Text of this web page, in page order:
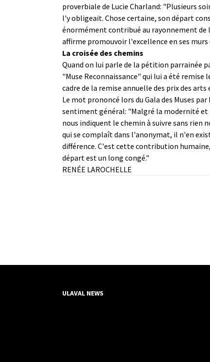
proverbiale de Lucie Charland: "Plusieurs
l'y obligeait. Chose certaine, son départ
énormément contribué au rayonnement
affirme promouvoir l'excellence en ses
La croisée des chemins
Quand on lui parle de la pétition parrainée
"Muse Reconnaissance" qui lui a été
cadre de la remise annuelle des prix des
Le mot prononcé lors du Gala des Muses
sentiment général: "Malgré la modernité et
nous indiquent le chemin à suivre sans rien
qui se complaît dans l'anonymat, il n'en
différence. C'est cette contribution
départ est un long congé."
RENÉE LAROCHELLE
ULAVAL NEWS